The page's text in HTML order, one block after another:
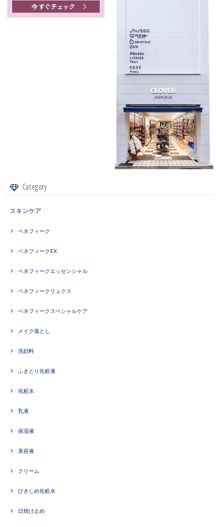
Category
スキンケア
ベネフィーク
ベネフィークEX
ベネフィークエッセンシャル
ベネフィークリュクス
ベネフィークスペシャルケア
メイク落とし
洗顔料
ふきとり化粧液
化粧水
乳液
保湿液
美容液
クリーム
ひきしめ化粧水
日焼け止め